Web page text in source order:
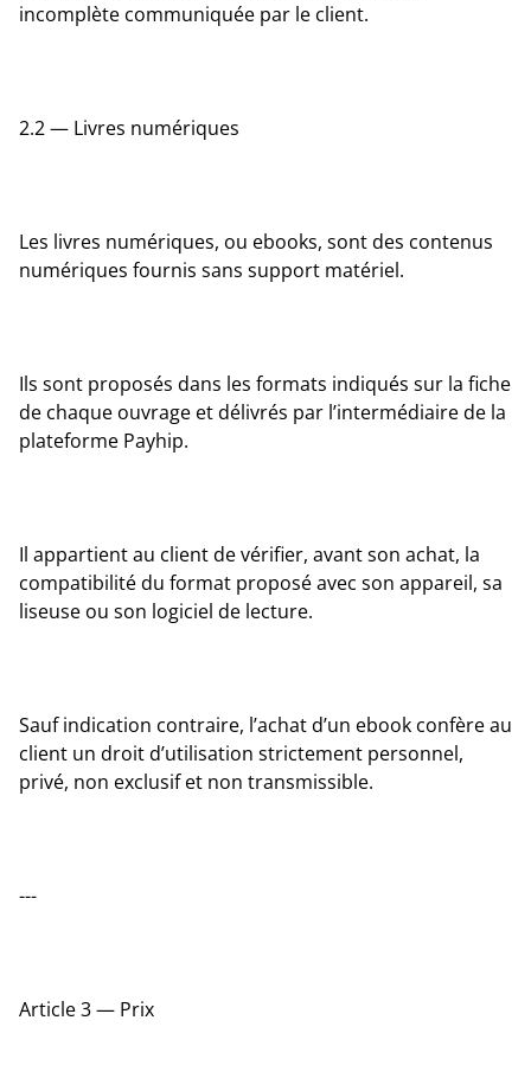
incomplète communiquée par le client.
2.2 — Livres numériques
Les livres numériques, ou ebooks, sont des contenus
numériques fournis sans support matériel.
Ils sont proposés dans les formats indiqués sur la fiche
de chaque ouvrage et délivrés par l’intermédiaire de la
plateforme Payhip.
Il appartient au client de vérifier, avant son achat, la
compatibilité du format proposé avec son appareil, sa
liseuse ou son logiciel de lecture.
Sauf indication contraire, l’achat d’un ebook confère au
client un droit d’utilisation strictement personnel,
privé, non exclusif et non transmissible.
---
Article 3 — Prix